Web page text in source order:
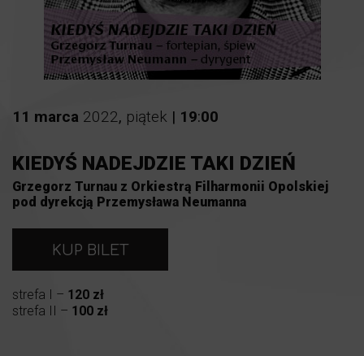
11 marca 2022, piątek | 19:00
KIEDYŚ NADEJDZIE TAKI DZIEŃ
Grzegorz Turnau z Orkiestrą Filharmonii Opolskiej
pod dyrekcją Przemysława Neumanna
KUP BILET
strefa I – 120 zł
strefa II – 100 zł